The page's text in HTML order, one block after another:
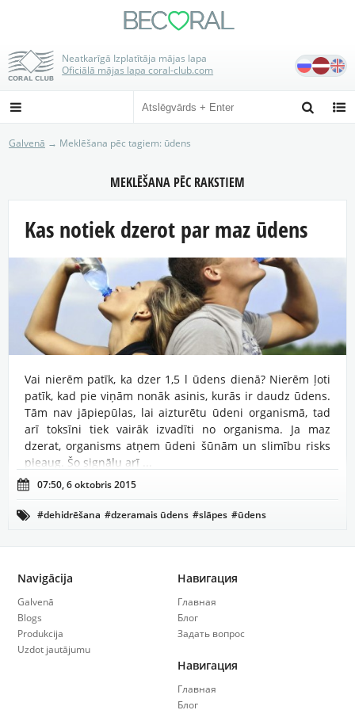
BECRAL
Neatkarīgā Izplatītāja mājas lapa
Oficiālā mājas lapa coral-club.com
 

Galvenā → Meklēšana pēc tagiem: ūdens
MEKLĒŠANA PĒC RAKSTIEM
Kas notiek dzerot par maz ūdens
Vai nierēm patīk, ka dzer 1,5 l ūdens dienā? Nierēm ļoti
patīk, kad pie viņām nonāk asinis, kurās ir daudz ūdens.
Tām nav jāpiepūlas, lai aizturētu ūdeni organismā, tad
arī toksīni tiek vairāk izvadīti no organisma. Ja maz
dzerat, organisms atņem ūdeni šūnām un slimību risks
pieaug. Šo signālu arī ...
 07:50, 6 oktobris 2015
 #dehidrēšana #dzeramais ūdens #slāpes #ūdens
Navigācija
Galvenā
Blogs
Produkcija
Uzdot jautājumu
Навигация
Главная
Блог
Задать вопрос
Навигация
Главная
Блог